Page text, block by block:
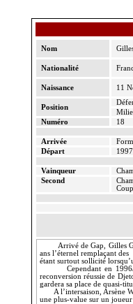
Nom
Nationalité
Naissance 11
Position
Numéro
18
Arrivée
Départ
Vainqueur
Second
Arrivé de Gap, Gilles
ans l’éternel remplaçant des
étant surtout sollicité
Cependant en
reconversion réussie de
gardera sa place de quasi-
A l’intersaison, Arsène
une plus-value sur un joueur